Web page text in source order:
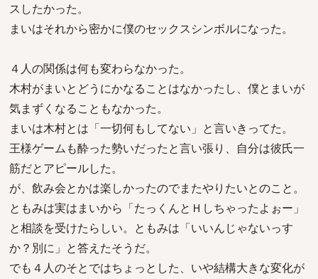
スしたかった。
まいはそれから密かに僕のセックスシンボルになった。
４人の関係は何も変わらなかった。
木村がまいとどうにかなることはなかったし、僕とまいが
気まずくなることもなかった。
まいは木村とは「一切何もしてない」と言いきってた。
王様ゲームも酔った勢いだったと言い張り、自分は彼氏一
筋だとアピールした。
が、飲み会とかは楽しかったのでまたやりたいとのこと。
ともみは実はまいから「たっくんとＨしちゃったよぉー」
と相談を受けたらしい。ともみは「いいんじゃないっす
か？別に」と答えたそうだ。
でも４人のそとではちょっとした、いや結構大きな変化が